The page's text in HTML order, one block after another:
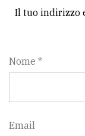
Il tuo indirizzo
Nome *
Email